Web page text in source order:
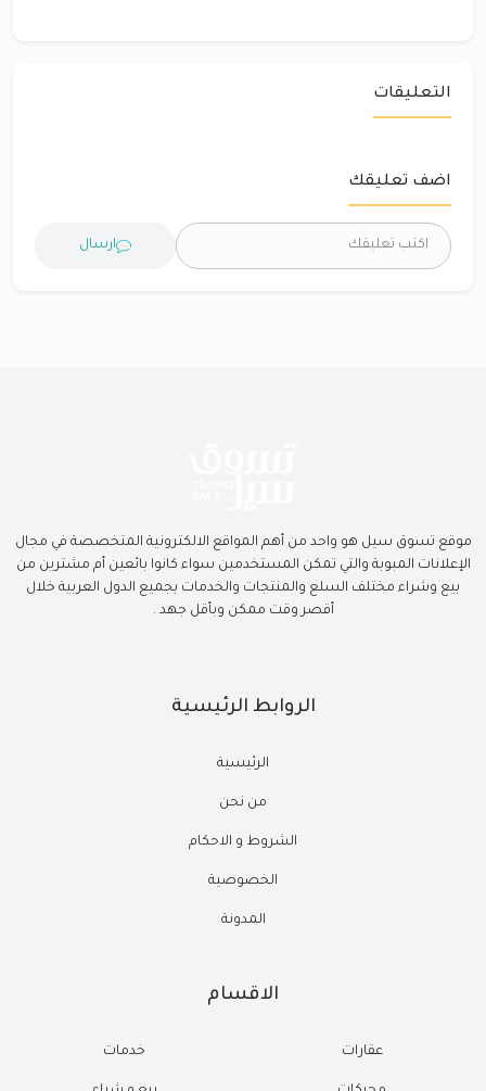
التعليقات
اضف تعليقك
ارسال
موقع تسوق سيل هو واحد من أهم المواقع الالكترونية المتخصصة في مجال
الإعلانات المبوبة والتي تمكن المستخدمين سواء كانوا بائعين أم مشترين من
بيع وشراء مختلف السلع والمنتجات والخدمات بجميع الدول العربية خلال
أقصر وقت ممكن وبأقل جهد .
الروابط الرئيسية
الرئيسية
من نحن
الشروط و الاحكام
الخصوصية
المدونة
الاقسام
عقارات خدمات